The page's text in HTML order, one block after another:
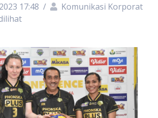
17:48 /
Komunikasi Korporat